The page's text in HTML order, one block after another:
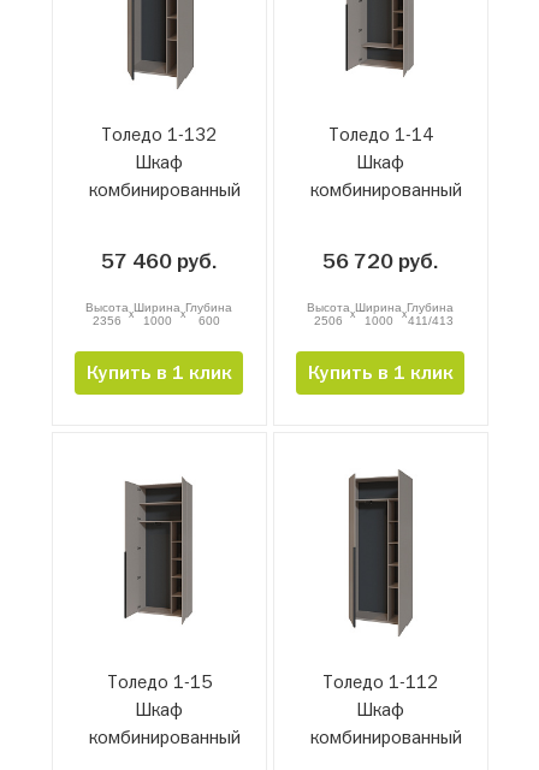
Толедо 1-132
Шкаф
комбинированный
57 460 руб.
Высота
2356
xШирина
1000
xГлубина
600
Купить в 1 клик
Толедо 1-14
Шкаф
комбинированный
56 720 руб.
Высота
2506
xШирина
1000
xГлубина
411/413
Купить в 1 клик
Толедо 1-15
Шкаф
комбинированный
Толедо 1-112
Шкаф
комбинированный